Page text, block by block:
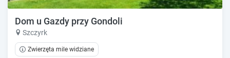
Dom u Gazdy przy Gondoli
Szczyrk
Zwierzęta mile widziane